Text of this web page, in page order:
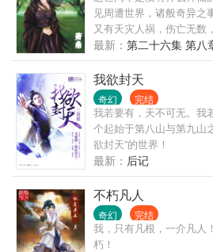
《九鼎记》《盘龙》《星
说》后，番茄的第八本小
见周遭世界，诸般奇异之
又有天灾人祸，伤亡无数
为，所能抵挡。遂以为九
之下，亦是阴魂归处，阎
传于世。无数人类子民，
造出的各种神明顶礼膜拜
方今之世，正道大昌，邪
最新： 第二十六集 第八
我欲封天
奇幻 完结
我若要有，天不可无。我
个起始于第八山与第九山
欲封天”的世界！
最新： 后记
不朽凡人
奇幻 完结
我，只有凡根，一介凡人
朽！